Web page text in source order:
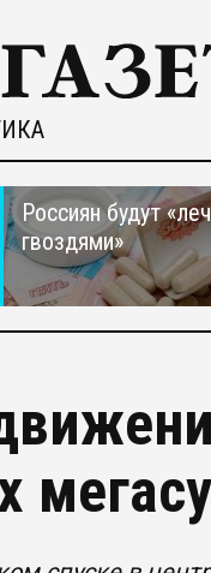
Россиян будут
гвоздями»